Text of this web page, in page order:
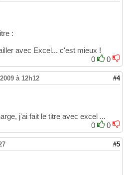
:
avec Excel... c'est mieux !
0
0
à 12h12 #4
j'ai fait le titre avec excel ...
0
0
#5